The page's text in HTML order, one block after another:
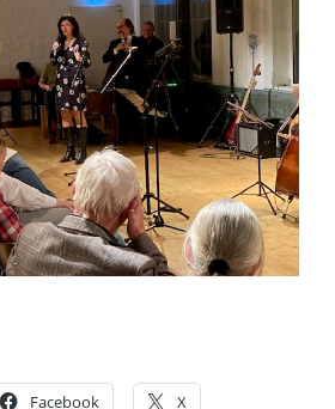
Facebook X